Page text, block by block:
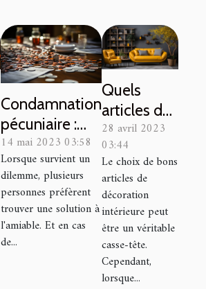
Condamnation
pécuniaire :
définition,
formes et
modes de
paiement
14 mai 2023 03:58
Lorsque survient un
dilemme, plusieurs
personnes préfèrent
trouver une solution à
l'amiable. Et en cas
de...
Quels
articles de
décoration
intérieure
choisir ?
28 avril 2023
03:44
Le choix de bons
articles de
décoration
intérieure peut
être un véritable
casse-tête.
Cependant,
lorsque...